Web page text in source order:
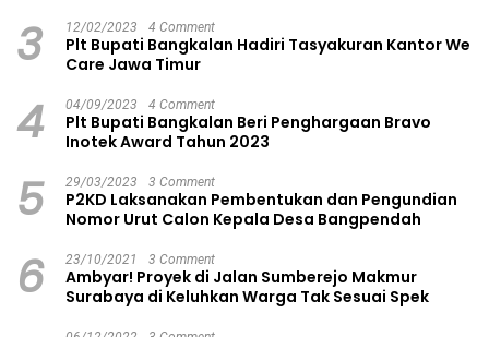
3 12/02/2023 4 Comment
Plt Bupati Bangkalan Hadiri Tasyakuran Kantor We
Care Jawa Timur
4 04/09/2023 4 Comment
Plt Bupati Bangkalan Beri Penghargaan Bravo
Inotek Award Tahun 2023
5 29/03/2023 3 Comment
P2KD Laksanakan Pembentukan dan Pengundian
Nomor Urut Calon Kepala Desa Bangpendah
6 23/10/2021 3 Comment
Ambyar! Proyek di Jalan Sumberejo Makmur
Surabaya di Keluhkan Warga Tak Sesuai Spek